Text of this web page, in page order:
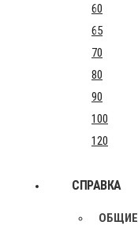
60
65
70
80
90
100
120
СПРАВКА
ОБЩИЕ